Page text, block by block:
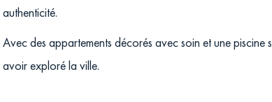
authenticité.
Avec des appartements décorés avec soin et une
avoir exploré la ville.